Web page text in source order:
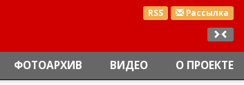
RSS Рассылка
ФОТОАРХИВ ВИДЕО О ПРОЕКТЕ